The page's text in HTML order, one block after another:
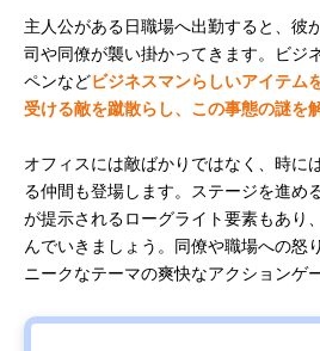
主人公がある日職場へ出勤すると、彼
司や同僚が襲い掛かってきます。ビジ
ペンなどビジネスマンらしいアイテム
受ける敵を蹴散らし、この事態の謎を
オフィスには敵ばかりではなく、時に
る仲間も登場します。ステージを進め
が提示されるローグライト要素もあり
んでいきましょう。同僚や職場への怒
ニークなテーマの爽快なアクションゲ